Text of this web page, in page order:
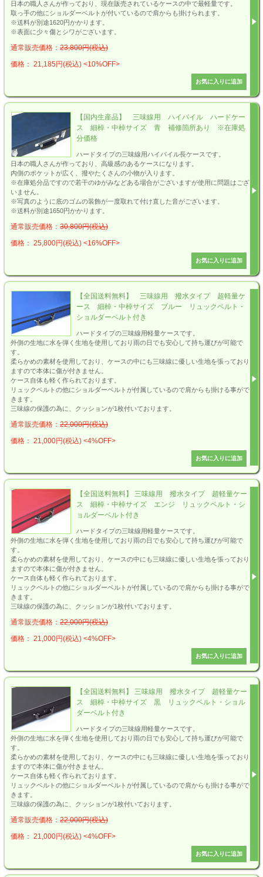
日本の職人さんが作っており、現在販売されているケースの中で最軽量です。
取っ手の他にショルダーベルトが付いているので肩からも掛けられます。
※送料が別途1620円かかります。
※表面に少々傷とシワがございます。
通常販売価格： 23,800円(税込)
価格： 21,185円(税込) <10%OFF>
【国内生産品】 三味線用 ハイパイル ハードケー
ス 細棹・中棹サイズ 青 補修箇所あり ※在庫処
分価格
ハードタイプの三味線用ハイパイル長ケースです。
日本の職人さんが作っており、高級感のあるケースになります。
内側のポケットが広く、撥やたくさんの小物が入ります。
※在庫処分品ですので若干のゆがみなどある場合がございますが使用に問題はござ
いません。
※写真のように底のゴムの装飾が一度取れて付け直した音がございます。
※送料が別途1650円かかります。
通常販売価格： 30,800円(税込)
価格： 25,800円(税込) <16%OFF>
【全国送料無料】 三味線用 撥水タイプ 超軽量ケ
ース 細棹・中棹サイズ ブルー リュックベルト・
ショルダーベルト付き
ハードタイプの三味線用軽量ケースです。
外側の生地に水を弾く生地を使用しており雨の日でも安心して持ち運びが可能で
す。
柔らかめの素材を使用しており、ケースの中にも三味線に優しい生地を張っており
ますので本体に傷が付きません。
ケース自体も軽く作られております。
リュックベルトの他にショルダーベルトが付属しているので肩からも掛ける事がで
きます。
三味線の保護の為に、クッションが1枚付いております。
通常販売価格： 22,000円(税込)
価格： 21,000円(税込) <4%OFF>
【全国送料無料】 三味線用 撥水タイプ 超軽量ケー
ス 細棹・中棹サイズ エンジ リュックベルト・シ
ョルダーベルト付き
ハードタイプの三味線用軽量ケースです。
外側の生地に水を弾く生地を使用しており雨の日でも安心して持ち運びが可能で
す。
柔らかめの素材を使用しており、ケースの中にも三味線に優しい生地を張っており
ますので本体に傷が付きません。
ケース自体も軽く作られております。
リュックベルトの他にショルダーベルトが付属しているので肩からも掛ける事がで
きます。
三味線の保護の為に、クッションが1枚付いております。
通常販売価格： 22,000円(税込)
価格： 21,000円(税込) <4%OFF>
【全国送料無料】 三味線用 撥水タイプ 超軽量ケー
ス 細棹・中棹サイズ 黒 リュックベルト・ショル
ダーベルト付き
ハードタイプの三味線用軽量ケースです。
外側の生地に水を弾く生地を使用しており雨の日でも安心して持ち運びが可能で
す。
柔らかめの素材を使用しており、ケースの中にも三味線に優しい生地を張っており
ますので本体に傷が付きません。
ケース自体も軽く作られております。
リュックベルトの他にショルダーベルトが付属しているので肩からも掛ける事がで
きます。
三味線の保護の為に、クッションが1枚付いております。
通常販売価格： 22,000円(税込)
価格： 21,000円(税込) <4%OFF>